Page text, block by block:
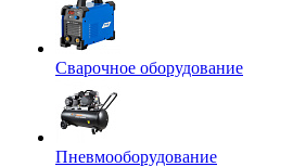
Сварочное оборудование
Пневмооборудование